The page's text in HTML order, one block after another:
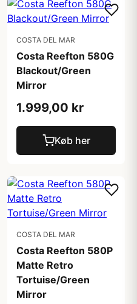
COSTA DEL MAR
Costa Reefton 580G
Blackout/Green
Mirror
1.999,00 kr
Køb her
COSTA DEL MAR
Costa Reefton 580P
Matte Retro
Tortuise/Green
Mirror